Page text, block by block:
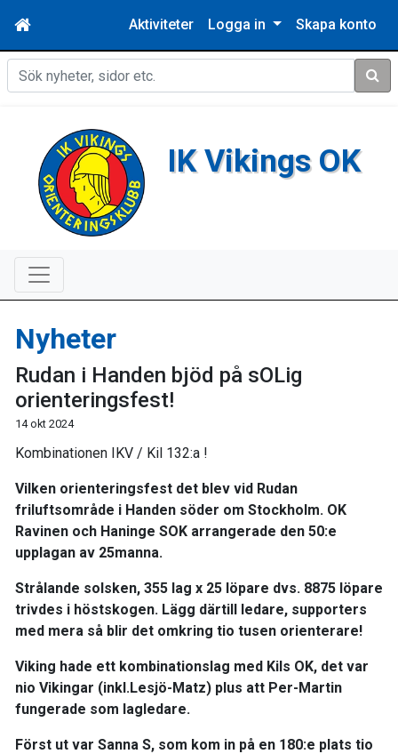
Aktiviteter Logga in Skapa konto
Sök
IK Vikings OK
Nyheter
Rudan i Handen bjöd på sOLig
orienteringsfest!
14 okt 2024
Kombinationen IKV / Kil 132:a !
Vilken orienteringsfest det blev vid Rudan
friluftsområde i Handen söder om Stockholm. OK
Ravinen och Haninge SOK arrangerade den 50:e
upplagan av 25manna.
Strålande solsken, 355 lag x 25 löpare dvs. 8875 löpare
trivdes i höstskogen. Lägg därtill ledare, supporters
med mera så blir det omkring tio tusen orienterare!
Viking hade ett kombinationslag med Kils OK, det var
nio Vikingar (inkl.Lesjö-Matz) plus att Per-Martin
fungerade som lagledare.
Först ut var Sanna S, som kom in på en 180:e plats tio